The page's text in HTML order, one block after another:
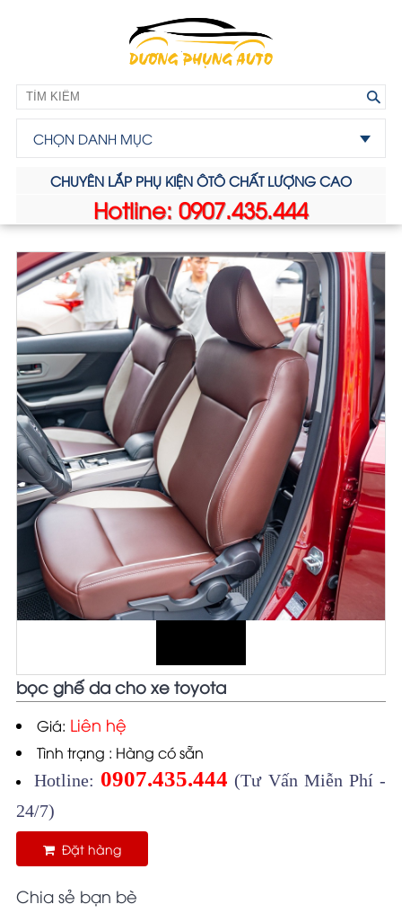
CHỌN DANH MỤC
CHUYÊN LẮP PHỤ KIỆN ÔTÔ CHẤT LƯỢNG CAO
Hotline: 0907.435.444
bọc ghế da cho xe toyota
Giá: Liên hệ
Tình trạng : Hàng có sẵn
Hotline: 0907.435.444 (Tư Vấn Miễn Phí -
24/7)
Đặt hàng
Chia sẻ bạn bè